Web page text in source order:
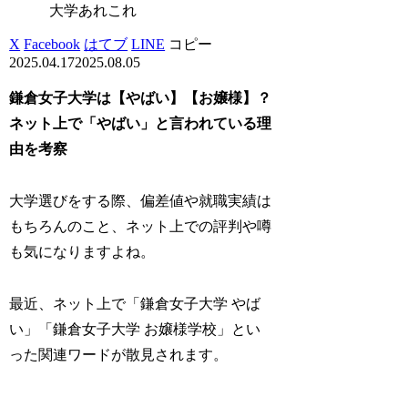
大学あれこれ
X Facebook はてブ LINE コピー
2025.04.172025.08.05
鎌倉女子大学は【やばい】【お嬢様】？
ネット上で「やばい」と言われている理
由を考察
大学選びをする際、偏差値や就職実績は
もちろんのこと、ネット上での評判や噂
も気になりますよね。
最近、ネット上で「鎌倉女子大学 やば
い」「鎌倉女子大学 お嬢様学校」とい
った関連ワードが散見されます。